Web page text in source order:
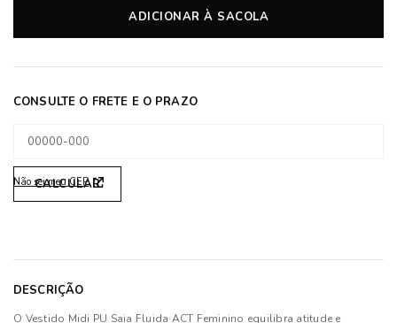
ADICIONAR À SACOLA
Não sei meu CEP
DESCRIÇÃO
O Vestido Midi PU Saia Fluida ACT Feminino equilibra atitude e